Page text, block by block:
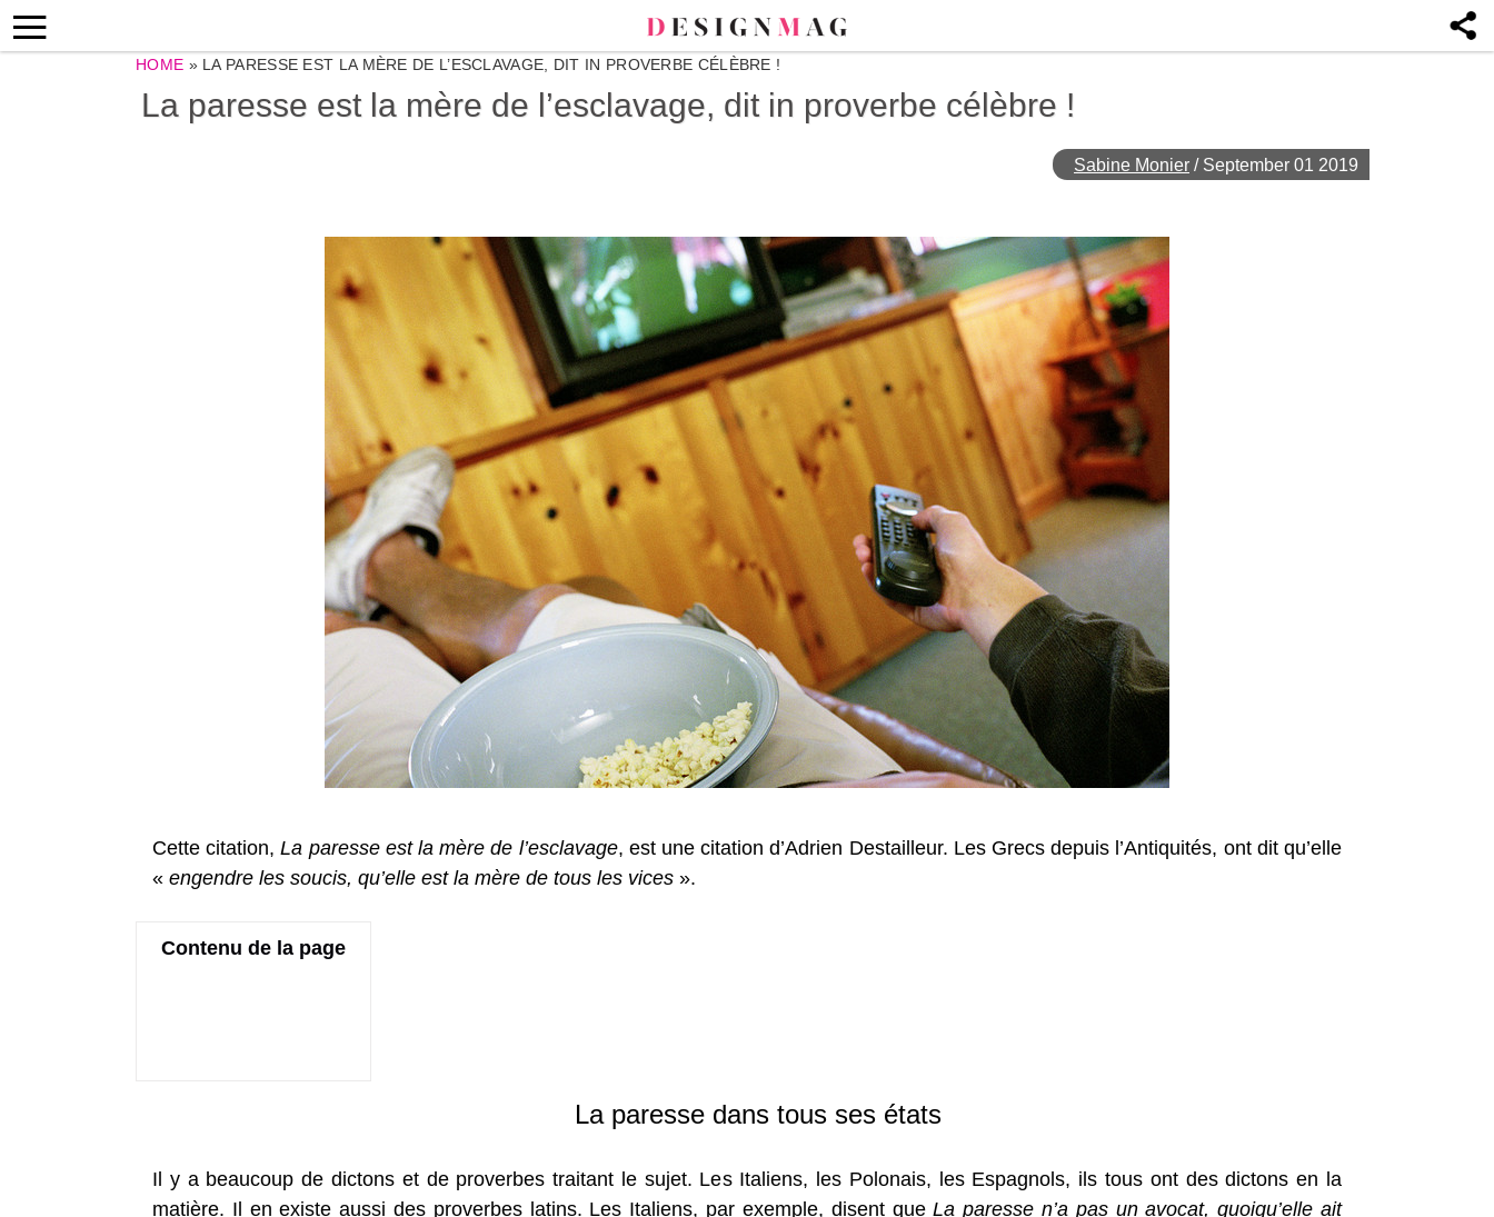
HOME » LA PARESSE EST LA MÈRE DE L’ESCLAVAGE, DIT IN PROVERBE CÉLÈBRE !
La paresse est la mère de l’esclavage, dit in proverbe célèbre !
Sabine Monier / September 01 2019
Cette citation,La paresse est la mère de l’esclavage, est une citation d’Adrien Destailleur. Les Grecs depuis l’Antiquités, ont dit qu’elle
« engendre les soucis, qu’elle est la mère de tous les vices ».
Contenu de la page
La paresse dans tous ses états
Il y a beaucoup de dictons et de proverbes traitant le sujet. Les Italiens, les Polonais, les Espagnols, ils tous ont des dictons en la
matière. Il en existe aussi des proverbes latins. Les Italiens, par exemple, disent queLa paresse n’a pas un avocat, quoiqu’elle ait